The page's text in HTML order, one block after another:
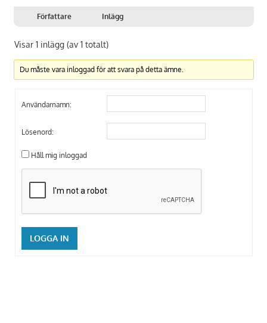
Författare Inlägg
Visar 1 inlägg (av 1 totalt)
Du måste vara inloggad för att svara på detta ämne.
Användarnamn:
Lösenord:
Håll mig inloggad
LOGGA IN